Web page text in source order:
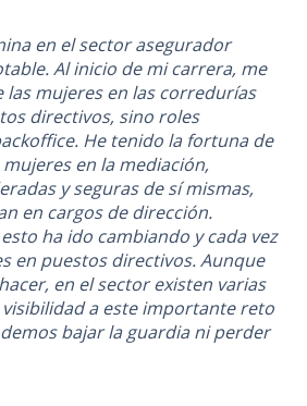
en el sector asegurador
Al inicio de mi carrera, me
mujeres en las corredurías
directivos, sino roles
He tenido la fortuna de
en la mediación,
y seguras de sí mismas,
en cargos de dirección.
ha ido cambiando y cada vez
en puestos directivos. Aunque
en el sector existen varias
a este importante reto
bajar la guardia ni perder